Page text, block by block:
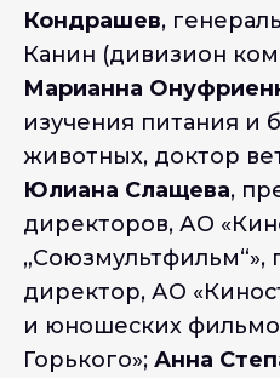
Кондрашев,
Канин (дивизион
Марианна
изучения питания и
животных, доктор
Юлиана Слащева,
директоров, АО
„Союзмультфильм“»,
директор, АО
и юношеских
Горького»;Анна